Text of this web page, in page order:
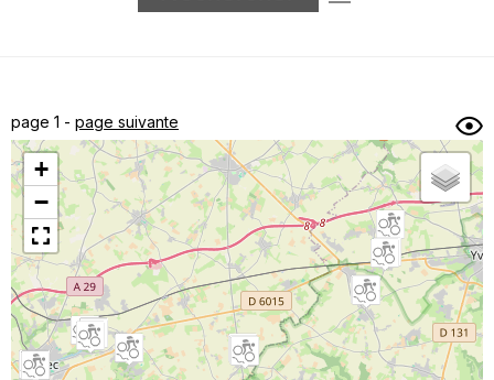
Longueur min/max
sous-dossiers
Trier par
Horodatage Photos
page 1 - page suivante
+
−